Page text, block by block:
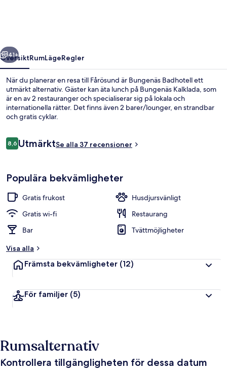
Nästa
41+
ÖversiktRumLägeRegler
När du planerar en resa till Fårösund är Bungenäs Badhotell ett
utmärkt alternativ. Gäster kan äta lunch på Bungenäs Kalklada, som
är en av 2 restauranger och specialiserar sig på lokala och
internationella rätter. Det finns även 2 barer/lounger, en strandbar
och gratis cyklar.
Recensioner
8,68,6 av 10,
UtmärktSe alla 37 recensioner
Populära bekvämligheter
Gratis frukost
Husdjursvänligt
Gratis wi-fi
Restaurang
Bar
Tvättmöjligheter
Visa alla
Främsta bekvämligheter (12)
För familjer (5)
Rumsalternativ
Kontrollera tillgängligheten för dessa datum